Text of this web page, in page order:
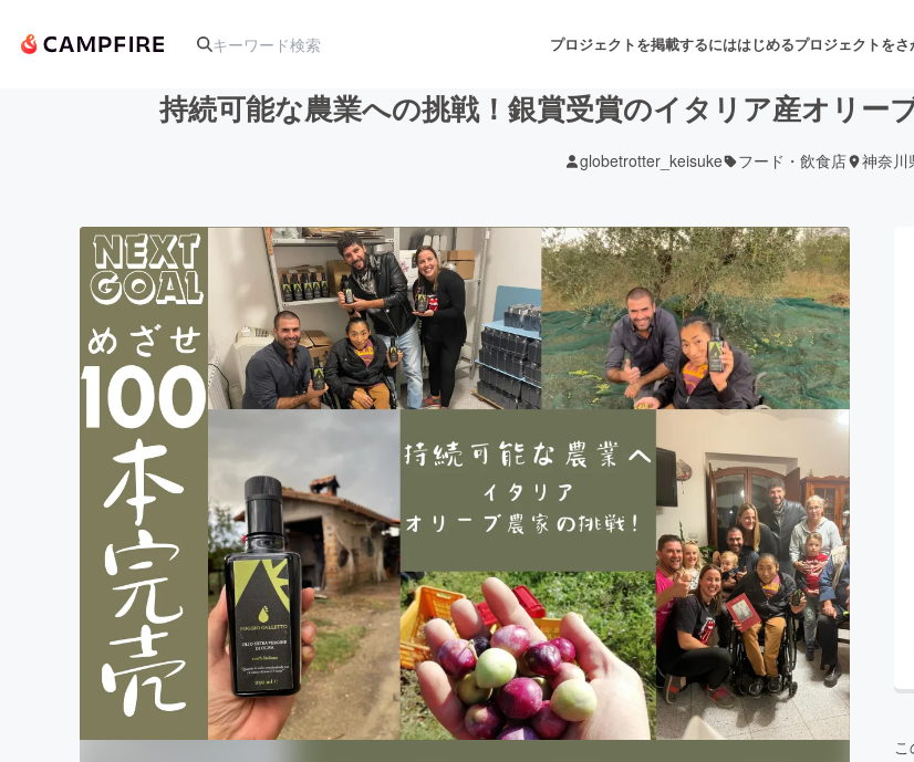
プロジェクトを掲載するにははじめるプロジェクトをさ
アート・写真 音楽 舞台・パフォ
テクノロジー・ガジェット ゲーム・サービス開発 フード・飲食店
映像・映画 書籍・雑誌出版 アニメ・漫画
ビジネス・起業 チャレンジ ビューティ
まちづくり・地域活性化
CAMPFIRE for Social GoodCAMPFIRE Creation
CAMPFIREふるさと納税machi-yaコミュニティ
持続可能な農業への挑戦！銀賞受賞のイタリア産オリー
globetrotter_keisuke フード・飲食店 神奈川
こ